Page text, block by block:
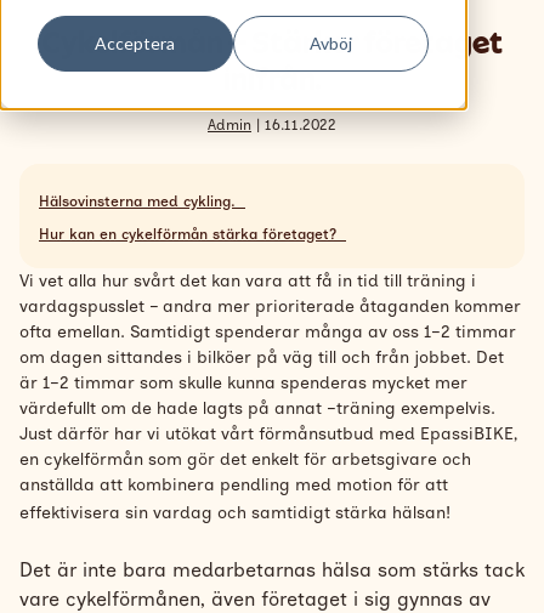
Acceptera Avböj
Support
Svenska
Cykelförmån – Stärker företaget
inifrån.
Admin | 16.11.2022
Hälsovinsterna med cykling.
Hur kan en cykelförmån stärka företaget?
Vi vet alla hur svårt det kan vara att få in tid till träning i
vardagspusslet – andra mer prioriterade åtaganden kommer
ofta emellan. Samtidigt spenderar många av oss 1–2 timmar
om dagen sittandes i bilköer på väg till och från jobbet. Det
är 1–2 timmar som skulle kunna spenderas mycket mer
värdefullt om de hade lagts på annat –träning exempelvis.
Just därför har vi utökat vårt förmånsutbud med EpassiBIKE,
en cykelförmån som gör det enkelt för arbetsgivare och
anställda att kombinera pendling med motion för att
effektivisera sin vardag och samtidigt stärka hälsan!
Det är inte bara medarbetarnas hälsa som stärks tack
vare cykelförmånen, även företaget i sig gynnas av